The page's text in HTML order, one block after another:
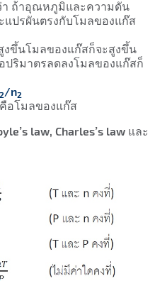
า ถ้าอุณหภูมิและความดัน
แปรผันตรงกับโมลของแก๊ส
งขึ้นโมลของแก๊สก็จะสูงขึ้น
ปริมาตรลดลงโมลของแก๊สก็
2/n2
อโมลของแก๊ส
law, Charles’s law และ